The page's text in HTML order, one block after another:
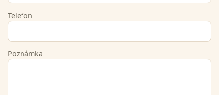
Telefon
Poznámka